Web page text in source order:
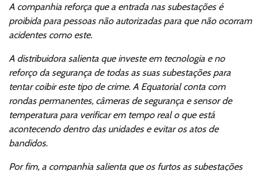
A companhia reforça que a entrada nas subestações é
proibida para pessoas não autorizadas para que não ocorram
acidentes como este.
A distribuidora salienta que investe em tecnologia e no
reforço da segurança de todas as suas subestações para
tentar coibir este tipo de crime. A Equatorial conta com
rondas permanentes, câmeras de segurança e sensor de
temperatura para verificar em tempo real o que está
acontecendo dentro das unidades e evitar os atos de
bandidos.
Por fim, a companhia salienta que os furtos as subestações